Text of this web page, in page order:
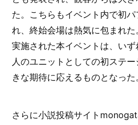
た。こちらもイベント内で初パ
れ、終始会場は熱気に包まれ
実施された本イベントは、い
人のユニットとしての初ステ
きな期待に応えるものとなった
さらに小説投稿サイト